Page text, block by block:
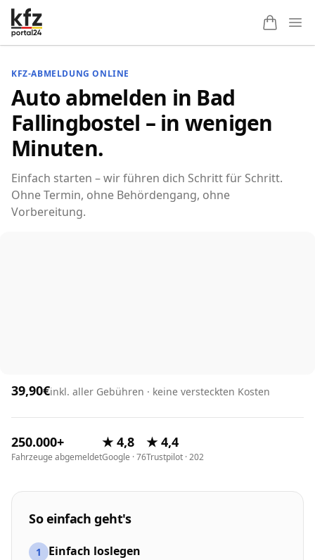
KFZ-ABMELDUNG ONLINE
Auto abmelden in Bad
Fallingbostel – in wenigen
Minuten.
Einfach starten – wir führen dich Schritt für Schritt.
Ohne Termin, ohne Behördengang, ohne
Vorbereitung.
39,90€inkl. aller Gebühren · keine versteckten Kosten
250.000+
Fahrzeuge abgemeldet
★ 4,8
Google · 76
★ 4,4
Trustpilot · 202
So einfach geht's
1 Einfach loslegen